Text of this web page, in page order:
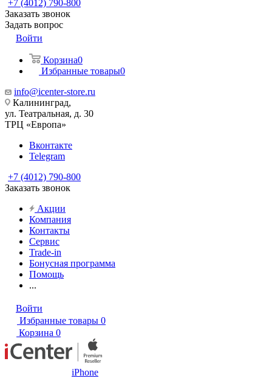
+7 (4012) 790-800
Заказать звонок
Задать вопрос
Войти
Корзина0
Избранные товары0
info@icenter-store.ru
Калининград,
ул. Театральная, д. 30
ТРЦ «Европа»
Вконтакте
Telegram
+7 (4012) 790-800
Заказать звонок
Акции
Компания
Контакты
Сервис
Trade-in
Бонусная программа
Помощь
...
Войти
Избранные товары 0
Корзина 0
iPhone